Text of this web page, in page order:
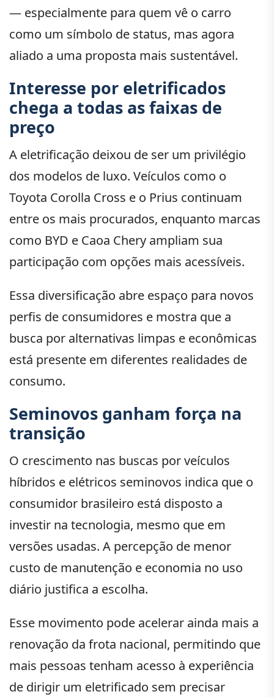
— especialmente para quem vê o carro
como um símbolo de status, mas agora
aliado a uma proposta mais sustentável.
Interesse por eletrificados
chega a todas as faixas de
preço
A eletrificação deixou de ser um privilégio
dos modelos de luxo. Veículos como o
Toyota Corolla Cross e o Prius continuam
entre os mais procurados, enquanto marcas
como BYD e Caoa Chery ampliam sua
participação com opções mais acessíveis.
Essa diversificação abre espaço para novos
perfis de consumidores e mostra que a
busca por alternativas limpas e econômicas
está presente em diferentes realidades de
consumo.
Seminovos ganham força na
transição
O crescimento nas buscas por veículos
híbridos e elétricos seminovos indica que o
consumidor brasileiro está disposto a
investir na tecnologia, mesmo que em
versões usadas. A percepção de menor
custo de manutenção e economia no uso
diário justifica a escolha.
Esse movimento pode acelerar ainda mais a
renovação da frota nacional, permitindo que
mais pessoas tenham acesso à experiência
de dirigir um eletrificado sem precisar